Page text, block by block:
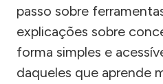
passo sobre
explicações sobre
forma simples e
daqueles que aprende